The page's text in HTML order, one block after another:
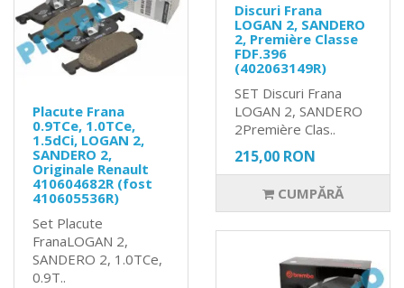
Placute Frana
0.9TCe, 1.0TCe,
1.5dCi, LOGAN 2,
SANDERO 2,
Originale Renault
410604682R (fost
410605536R)
Set Placute
FranaLOGAN 2,
SANDERO 2, 1.0TCe,
0.9T..
Discuri Frana
LOGAN 2, SANDERO
2, Première Classe
FDF.396
(402063149R)
SET Discuri Frana
LOGAN 2, SANDERO
2Première Clas..
215,00 RON
CUMPĂRĂ